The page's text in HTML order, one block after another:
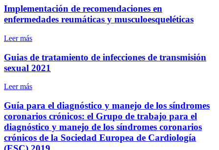
Implementación de recomendaciones en
enfermedades reumáticas y musculoesqueléticas
Leer más
Guias de tratamiento de infecciones de transmisión
sexual 2021
Leer más
Guía para el diagnóstico y manejo de los síndromes
coronarios crónicos: el Grupo de trabajo para el
diagnóstico y manejo de los síndromes coronarios
crónicos de la Sociedad Europea de Cardiología